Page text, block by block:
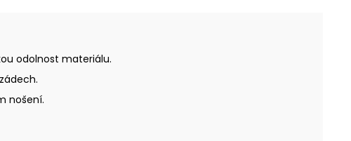
odolnost materiálu.
nošení.